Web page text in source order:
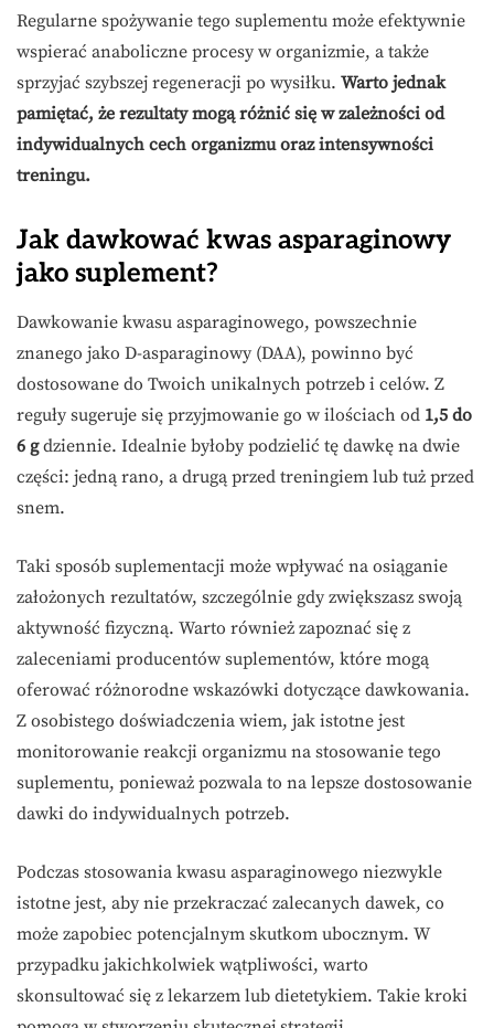
Regularne spożywanie tego suplementu może efektywnie
wspierać anaboliczne procesy w organizmie, a także
sprzyjać szybszej regeneracji po wysiłku. Warto jednak
pamiętać, że rezultaty mogą różnić się w zależności od
indywidualnych cech organizmu oraz intensywności
treningu.
Jak dawkować kwas asparaginowy
jako suplement?
Dawkowanie kwasu asparaginowego, powszechnie
znanego jako D-asparaginowy (DAA), powinno być
dostosowane do Twoich unikalnych potrzeb i celów. Z
reguły sugeruje się przyjmowanie go w ilościach od 1,5 do
6 gdziennie. Idealnie byłoby podzielić tę dawkę na dwie
części: jedną rano, a drugą przed treningiem lub tuż przed
snem.
Taki sposób suplementacji może wpływać na osiąganie
założonych rezultatów, szczególnie gdy zwiększasz swoją
aktywność fizyczną. Warto również zapoznać się z
zaleceniami producentów suplementów, które mogą
oferować różnorodne wskazówki dotyczące dawkowania.
Z osobistego doświadczenia wiem, jak istotne jest
monitorowanie reakcji organizmu na stosowanie tego
suplementu, ponieważ pozwala to na lepsze dostosowanie
dawki do indywidualnych potrzeb.
Podczas stosowania kwasu asparaginowego niezwykle
istotne jest, aby nie przekraczać zalecanych dawek, co
może zapobiec potencjalnym skutkom ubocznym. W
przypadku jakichkolwiek wątpliwości, warto
skonsultować się z lekarzem lub dietetykiem. Takie kroki